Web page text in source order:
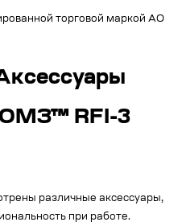
торговой маркой АО
RFI-3
различные аксессуары,
при работе.